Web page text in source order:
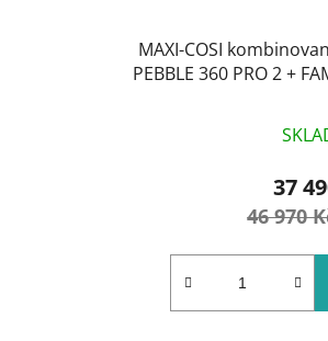
MAXI-COSI
PEBBLE 360 PRO 2 +
37
46 970